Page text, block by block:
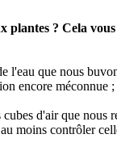
plantes ? Cela
l'eau que nous
encore
d'air que
moins contrôler